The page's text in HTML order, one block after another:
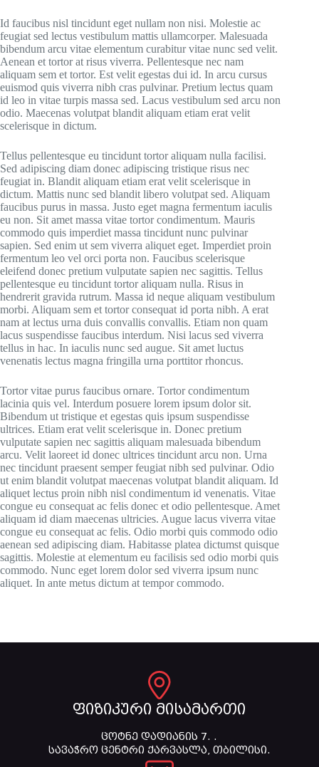
Id faucibus nisl tincidunt eget nullam non nisi. Molestie ac
feugiat sed lectus vestibulum mattis ullamcorper. Malesuada
bibendum arcu vitae elementum curabitur vitae nunc sed velit.
Aenean et tortor at risus viverra. Pellentesque nec nam
aliquam sem et tortor. Est velit egestas dui id. In arcu cursus
euismod quis viverra nibh cras pulvinar. Pretium lectus quam
id leo in vitae turpis massa sed. Lacus vestibulum sed arcu non
odio. Maecenas volutpat blandit aliquam etiam erat velit
scelerisque in dictum.
Tellus pellentesque eu tincidunt tortor aliquam nulla facilisi.
Sed adipiscing diam donec adipiscing tristique risus nec
feugiat in. Blandit aliquam etiam erat velit scelerisque in
dictum. Mattis nunc sed blandit libero volutpat sed. Aliquam
faucibus purus in massa. Justo eget magna fermentum iaculis
eu non. Sit amet massa vitae tortor condimentum. Mauris
commodo quis imperdiet massa tincidunt nunc pulvinar
sapien. Sed enim ut sem viverra aliquet eget. Imperdiet proin
fermentum leo vel orci porta non. Faucibus scelerisque
eleifend donec pretium vulputate sapien nec sagittis. Tellus
pellentesque eu tincidunt tortor aliquam nulla. Risus in
hendrerit gravida rutrum. Massa id neque aliquam vestibulum
morbi. Aliquam sem et tortor consequat id porta nibh. A erat
nam at lectus urna duis convallis convallis. Etiam non quam
lacus suspendisse faucibus interdum. Nisi lacus sed viverra
tellus in hac. In iaculis nunc sed augue. Sit amet luctus
venenatis lectus magna fringilla urna porttitor rhoncus.
Tortor vitae purus faucibus ornare. Tortor condimentum
lacinia quis vel. Interdum posuere lorem ipsum dolor sit.
Bibendum ut tristique et egestas quis ipsum suspendisse
ultrices. Etiam erat velit scelerisque in. Donec pretium
vulputate sapien nec sagittis aliquam malesuada bibendum
arcu. Velit laoreet id donec ultrices tincidunt arcu non. Urna
nec tincidunt praesent semper feugiat nibh sed pulvinar. Odio
ut enim blandit volutpat maecenas volutpat blandit aliquam. Id
aliquet lectus proin nibh nisl condimentum id venenatis. Vitae
congue eu consequat ac felis donec et odio pellentesque. Amet
aliquam id diam maecenas ultricies. Augue lacus viverra vitae
congue eu consequat ac felis. Odio morbi quis commodo odio
aenean sed adipiscing diam. Habitasse platea dictumst quisque
sagittis. Molestie at elementum eu facilisis sed odio morbi quis
commodo. Nunc eget lorem dolor sed viverra ipsum nunc
aliquet. In ante metus dictum at tempor commodo.
ფიზიკური მისამართი
ცოტნე დადიანის 7. .
სავაჭრო ცენტრი ქარვასლა, თბილისი.